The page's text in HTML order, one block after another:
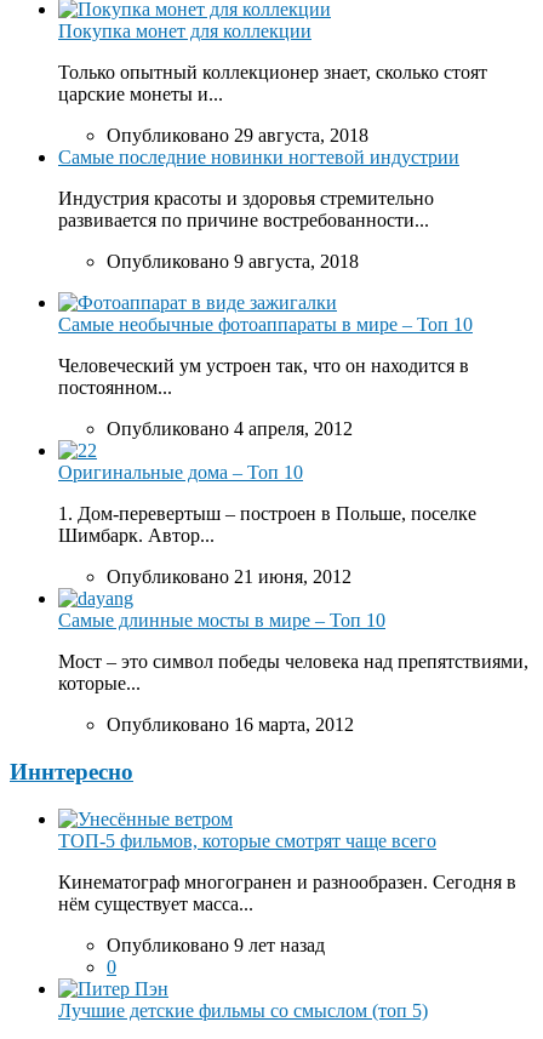
Покупка монет для коллекции
Только опытный коллекционер знает, сколько стоят
царские монеты и...
Опубликовано 29 августа, 2018
Самые последние новинки ногтевой индустрии
Индустрия красоты и здоровья стремительно
развивается по причине востребованности...
Опубликовано 9 августа, 2018
Самые необычные фотоаппараты в мире – Топ 10
Человеческий ум устроен так, что он находится в
постоянном...
Опубликовано 4 апреля, 2012
Оригинальные дома – Топ 10
1. Дом-перевертыш – построен в Польше, поселке
Шимбарк. Автор...
Опубликовано 21 июня, 2012
Самые длинные мосты в мире – Топ 10
Мост – это символ победы человека над препятствиями,
которые...
Опубликовано 16 марта, 2012
Иннтересно
ТОП-5 фильмов, которые смотрят чаще всего
Кинематограф многогранен и разнообразен. Сегодня в
нём существует масса...
Опубликовано 9 лет назад
0
Лучшие детские фильмы со смыслом (топ 5)